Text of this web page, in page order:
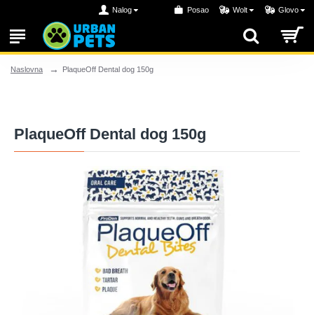
Nalog Posao Wolt Glovo
Naslovna PlaqueOff Dental dog 150g
PlaqueOff Dental dog 150g